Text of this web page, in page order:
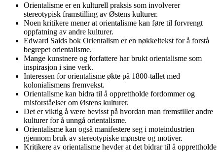
Orientalisme er en kulturell praksis som involverer
stereotypisk framstilling av Østens kulturer.
Noen kritikere mener at orientalisme kan føre til forvrengt
oppfatning av andre kulturer.
Edward Saids bok Orientalism er en nøkkeltekst for å forstå
begrepet orientalisme.
Mange kunstnere og forfattere har brukt orientalisme som
inspirasjon i sine verk.
Interessen for orientalisme økte på 1800-tallet med
kolonialismens fremvekst.
Orientalisme kan bidra til å opprettholde fordommer og
misforståelser om Østens kulturer.
Det er viktig å være bevisst på hvordan man fremstiller andre
kulturer for å unngå orientalisme.
Orientalisme kan også manifestere seg i moteindustrien
gjennom bruk av stereotypiske mønstre og motiver.
Kritikere av orientalisme hevder at det bidrar til å opprettholde